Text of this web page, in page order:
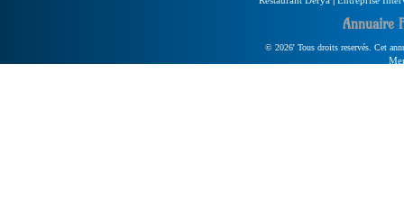
Annuaire
© 2026' Tous droits reservés. Cet